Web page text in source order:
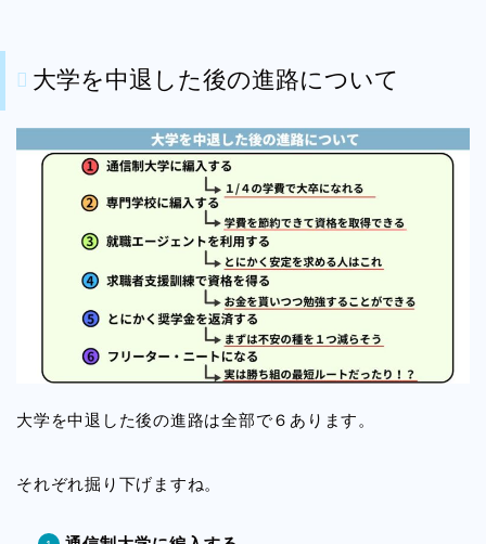
大学を中退した後の進路について
大学を中退した後の進路は全部で６あります。
それぞれ掘り下げますね。